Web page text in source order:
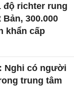
độ richter rung
300.000
khẩn cấp
Nghi có người
trung tâm